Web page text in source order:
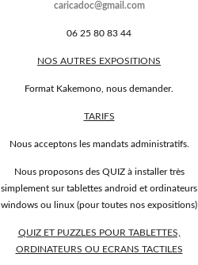
caricadoc@gmail.com
06 25 80 83 44
NOS AUTRES EXPOSITIONS
Format Kakemono, nous demander.
TARIFS
Nous acceptons les mandats administratifs.
Nous proposons des QUIZ à installer très
simplement sur tablettes android et ordinateurs
windows ou linux (pour toutes nos expositions)
QUIZ ET PUZZLES POUR TABLETTES,
ORDINATEURS OU ECRANS TACTILES